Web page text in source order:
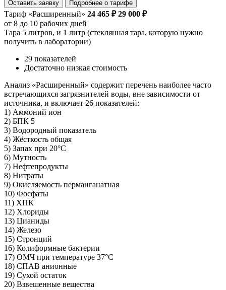
Оставить заявку Подробнее о тарифе
Тариф «Расширенный» 24 465 ₽29 000 ₽
от 8 до 10 рабочих дней
Тара 5 литров, и 1 литр (стеклянная тара, которую нужно
получить в лаборатории)
29 показателей
Достаточно низкая стоимость
Анализ «Расширенный» содержит перечень наиболее часто
встречающихся загрязнителей воды, вне зависимости от
источника, и включает 26 показателей:
1) Аммоний ион
2) БПК 5
3) Водородный показатель
4) Жёсткость общая
5) Запах при 20°C
6) Мутность
7) Нефтепродукты
8) Нитраты
9) Окисляемость перманганатная
10) Фосфаты
11) ХПК
12) Хлориды
13) Цианиды
14) Железо
15) Стронций
16) Колиформные бактерии
17) ОМЧ при температуре 37°C
18) СПАВ анионные
19) Сухой остаток
20) Взвешенные вещества